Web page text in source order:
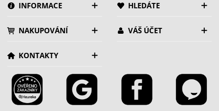
INFORMACE HLEDÁTE
NAKUPOVÁNÍ VÁŠ ÚČET
KONTAKTY